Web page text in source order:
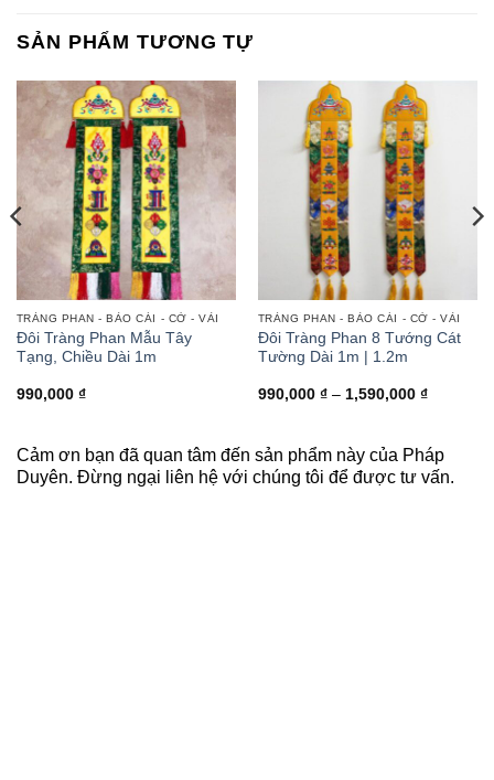
#tuongphat
#diatangvuongbotat
SẢN PHẨM TƯƠNG TỰ
TRÀNG PHAN - BẢO CÁI - CỜ - VẢI
Đôi Tràng Phan Mẫu Tây
Tạng, Chiều Dài 1m
990,000 ₫
TRÀNG PHAN - BẢO CÁI - CỜ - VẢI
Đôi Tràng Phan 8 Tướng Cát
Tường Dài 1m | 1.2m
990,000 ₫ – 1,590,000 ₫Khoảng
đến
₫
Cảm ơn bạn đã quan tâm đến sản phẩm này của Pháp
Duyên. Đừng ngại liên hệ với chúng tôi để được tư vấn.